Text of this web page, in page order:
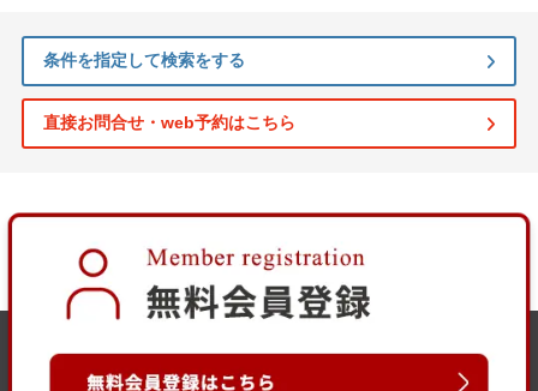
条件を指定して検索をする
直接お問合せ・web予約はこちら